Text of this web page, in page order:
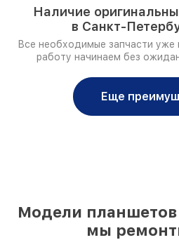
Наличие
в Санкт-
Все необходимые запчасти
работу начинаем без
Еще
Модели
мы